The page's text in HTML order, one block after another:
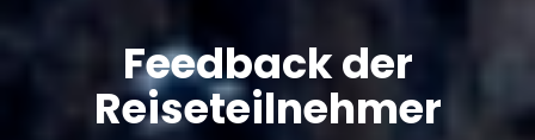
Feedback der
Reiseteilnehmer